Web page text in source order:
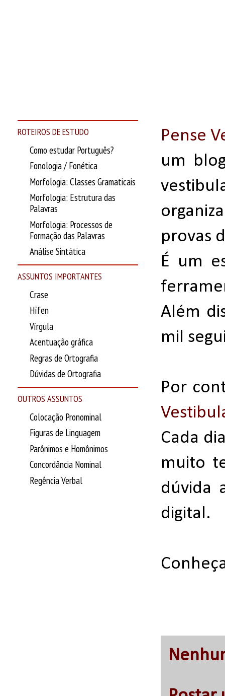
Pense
um
provas
É um
Além
mil
Por
Cada
muito
dúvida
digital.
ROTEIROS DE ESTUDO
Como estudar Português?
Fonologia / Fonética
Morfologia: Classes Gramaticais
Morfologia: Estrutura das
Palavras
Morfologia: Processos de
Formação das Palavras
Análise Sintática
ASSUNTOS IMPORTANTES
Crase
Hífen
Vírgula
Acentuação gráfica
Regras de Ortografia
Dúvidas de Ortografia
OUTROS ASSUNTOS
Colocação Pronominal
Figuras de Linguagem
Parônimos e Homônimos
Concordância Nominal
Regência Verbal